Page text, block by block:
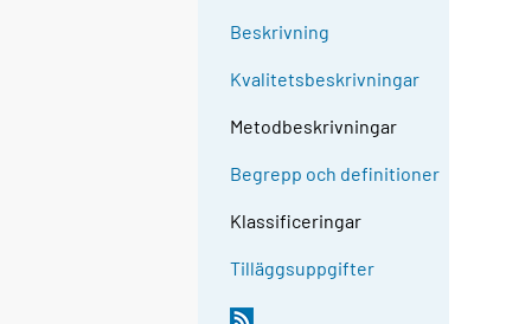
Beskrivning
Kvalitetsbeskrivningar
Metodbeskrivningar
Begrepp och definitioner
Klassificeringar
Tilläggsuppgifter